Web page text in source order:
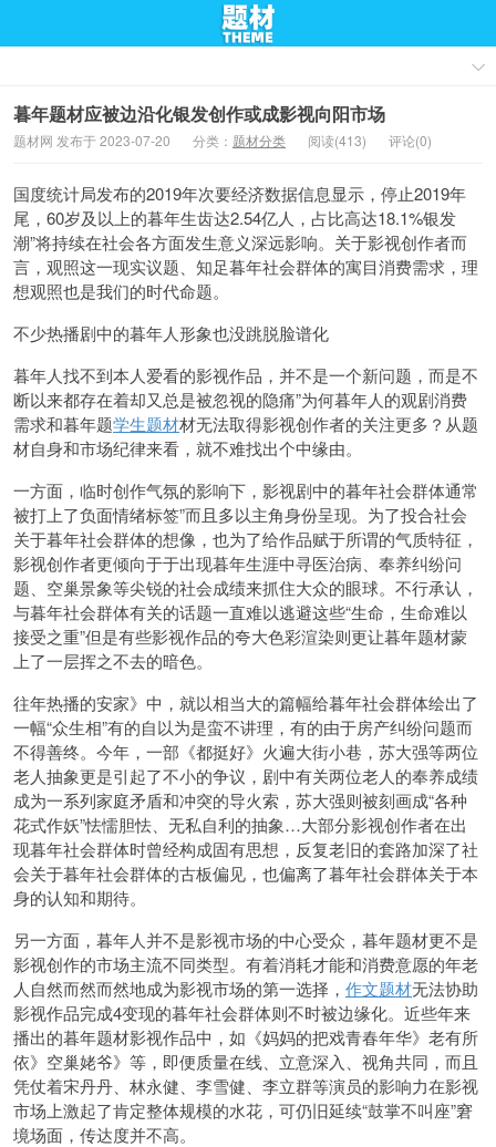
暮年题材应被边沿化银发创作或成影视向阳市场
题材网 发布于 2023-07-20 分类： 题材分类 阅读(413) 评论(0)
国度统计局发布的2019年次要经济数据信息显示，停止2019年
尾，60岁及以上的暮年生齿达2.54亿人，占比高达18.1%银发
潮”将持续在社会各方面发生意义深远影响。关于影视创作者而
言，观照这一现实议题、知足暮年社会群体的寓目消费需求，理
想观照也是我们的时代命题。
不少热播剧中的暮年人形象也没跳脱脸谱化
暮年人找不到本人爱看的影视作品，并不是一个新问题，而是不
断以来都存在着却又总是被忽视的隐痛”为何暮年人的观剧消费
需求和暮年题学生题材材无法取得影视创作者的关注更多？从题
材自身和市场纪律来看，就不难找出个中缘由。
一方面，临时创作气氛的影响下，影视剧中的暮年社会群体通常
被打上了负面情绪标签”而且多以主角身份呈现。为了投合社会
关于暮年社会群体的想像，也为了给作品赋于所谓的气质特征，
影视创作者更倾向于于出现暮年生涯中寻医治病、奉养纠纷问
题、空巢景象等尖锐的社会成绩来抓住大众的眼球。不行承认，
与暮年社会群体有关的话题一直难以逃避这些“生命，生命难以
接受之重”但是有些影视作品的夸大色彩渲染则更让暮年题材蒙
上了一层挥之不去的暗色。
往年热播的安家》中，就以相当大的篇幅给暮年社会群体绘出了
一幅“众生相”有的自以为是蛮不讲理，有的由于房产纠纷问题而
不得善终。今年，一部《都挺好》火遍大街小巷，苏大强等两位
老人抽象更是引起了不小的争议，剧中有关两位老人的奉养成绩
成为一系列家庭矛盾和冲突的导火索，苏大强则被刻画成“各种
花式作妖”怯懦胆怯、无私自利的抽象…大部分影视创作者在出
现暮年社会群体时曾经构成固有思想，反复老旧的套路加深了社
会关于暮年社会群体的古板偏见，也偏离了暮年社会群体关于本
身的认知和期待。
另一方面，暮年人并不是影视市场的中心受众，暮年题材更不是
影视创作的市场主流不同类型。有着消耗才能和消费意愿的年老
人自然而然而然地成为影视市场的第一选择， 作文题材无法协助
影视作品完成4变现的暮年社会群体则不时被边缘化。近些年来
播出的暮年题材影视作品中，如《妈妈的把戏青春年华》老有所
依》空巢姥爷》等，即便质量在线、立意深入、视角共同，而且
凭仗着宋丹丹、林永健、李雪健、李立群等演员的影响力在影视
市场上激起了肯定整体规模的水花，可仍旧延续“鼓掌不叫座”窘
境场面，传达度并不高。